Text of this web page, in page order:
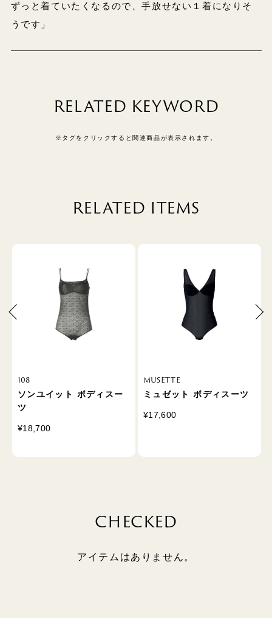
ずっと着ていたくなるので、手放せない１着になりそ
うです」
RELATED KEYWORD
※タグをクリックすると関連商品が表示されます。
RELATED ITEMS
108
ソンユイット ボディスー
ツ
¥18,700
MUSETTE
ミュゼット ボディスーツ
¥17,600
CHECKED
アイテムはありません。